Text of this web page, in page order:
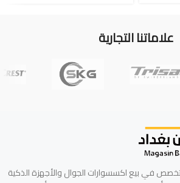
علاماتنا التجارية
في بيع اكسسوارات الجوال والأجهزة الذكية